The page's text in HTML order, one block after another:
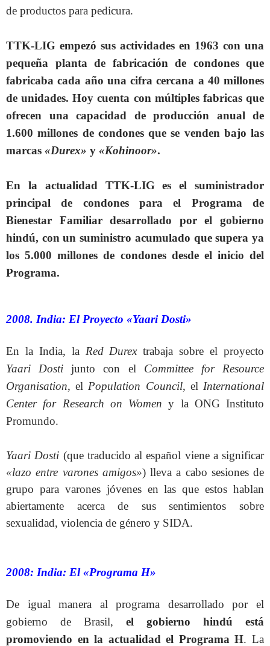
de productos para pedicura.
TTK-LIG empezó sus actividades en 1963 con una
pequeña planta de fabricación de condones que
fabricaba cada año una cifra cercana a 40 millones
de unidades. Hoy cuenta con múltiples fabricas que
ofrecen una capacidad de producción anual de
1.600 millones de condones que se venden bajo las
marcas «Durex» y «Kohinoor».
En la actualidad TTK-LIG es el suministrador
principal de condones para el Programa de
Bienestar Familiar desarrollado por el gobierno
hindú, con un suministro acumulado que supera ya
los 5.000 millones de condones desde el inicio del
Programa.
2008. India: El Proyecto «Yaari Dosti»
En la India, la Red Durextrabaja sobre el proyecto
Yaari Dosti junto con el Committee for Resource
Organisation, el Population Council, el International
Center for Research on Women y la ONG Instituto
Promundo.
Yaari Dosti (que traducido al español viene a significar
«lazo entre varones amigos») lleva a cabo sesiones de
grupo para varones jóvenes en las que estos hablan
abiertamente acerca de sus sentimientos sobre
sexualidad, violencia de género y SIDA.
2008: India: El «Programa H»
De igual manera al programa desarrollado por el
gobierno de Brasil, el gobierno hindú está
promoviendo en la actualidad el Programa H. La